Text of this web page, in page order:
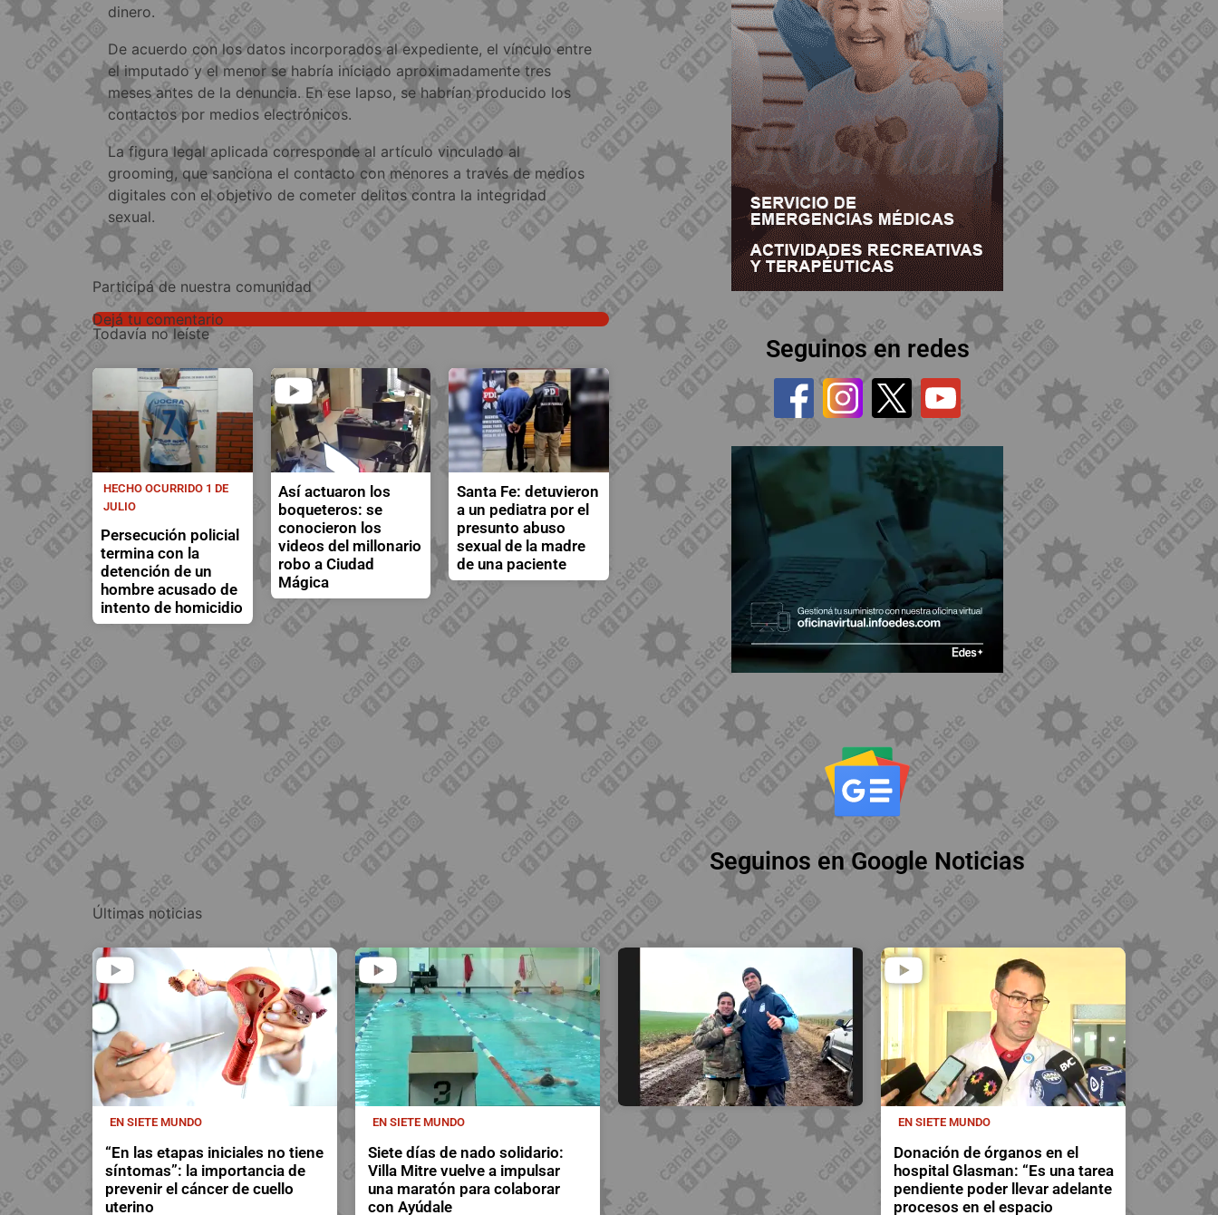
dinero.
De acuerdo con los datos incorporados al expediente, el vínculo entre
el imputado y el menor se habría iniciado aproximadamente tres
meses antes de la denuncia. En ese lapso, se habrían producido los
contactos por medios electrónicos.
La figura legal aplicada corresponde al artículo vinculado al
grooming, que sanciona el contacto con menores a través de medios
digitales con el objetivo de cometer delitos contra la integridad
sexual.
Participá de nuestra comunidad
Dejá tu comentario
Todavía no leíste
HECHO OCURRIDO 1 DE
JULIO
Persecución policial
termina con la
detención de un
hombre acusado de
intento de homicidio
Así actuaron los
boqueteros: se
conocieron los
videos del millonario
robo a Ciudad
Mágica
Santa Fe: detuvieron
a un pediatra por el
presunto abuso
sexual de la madre
de una paciente
Seguinos en redes
Seguinos en Google Noticias
Últimas noticias
EN SIETE MUNDO
“En las etapas iniciales no tiene
síntomas”: la importancia de
prevenir el cáncer de cuello
uterino
EN SIETE MUNDO
Siete días de nado solidario:
Villa Mitre vuelve a impulsar
una maratón para colaborar
con Ayúdale
EN SIETE MUNDO
Donación de órganos en el
hospital Glasman: “Es una tarea
pendiente poder llevar adelante
procesos en el espacio